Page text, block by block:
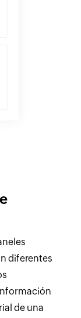
diferentes
de una